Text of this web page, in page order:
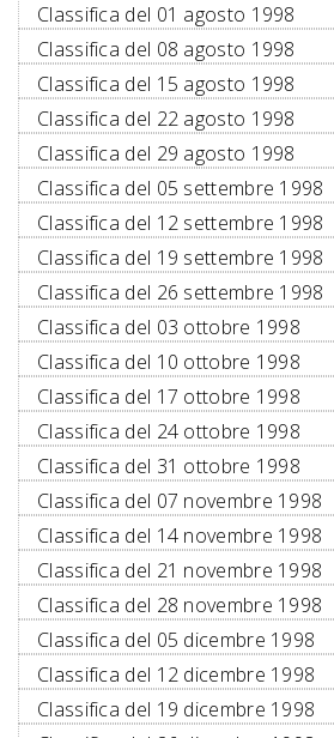
Classifica del 01 agosto 1998
Classifica del 08 agosto 1998
Classifica del 15 agosto 1998
Classifica del 22 agosto 1998
Classifica del 29 agosto 1998
Classifica del 05 settembre 1998
Classifica del 12 settembre 1998
Classifica del 19 settembre 1998
Classifica del 26 settembre 1998
Classifica del 03 ottobre 1998
Classifica del 10 ottobre 1998
Classifica del 17 ottobre 1998
Classifica del 24 ottobre 1998
Classifica del 31 ottobre 1998
Classifica del 07 novembre 1998
Classifica del 14 novembre 1998
Classifica del 21 novembre 1998
Classifica del 28 novembre 1998
Classifica del 05 dicembre 1998
Classifica del 12 dicembre 1998
Classifica del 19 dicembre 1998